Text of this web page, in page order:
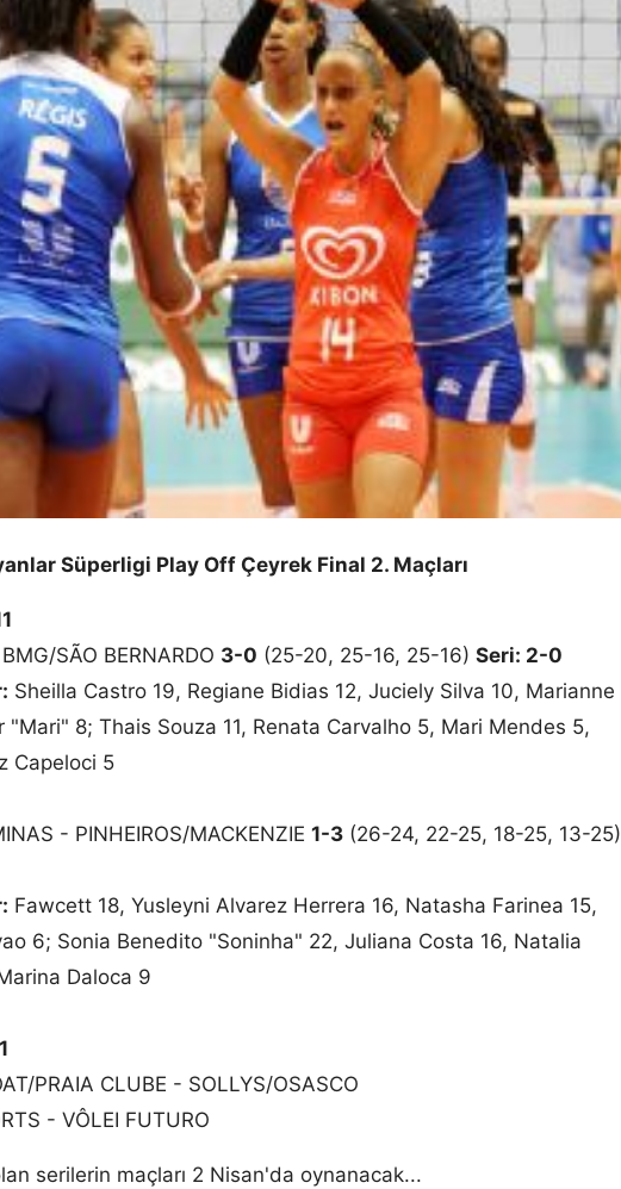
Süperligi Play Off Çeyrek Final 2. Maçları
SÃO BERNARDO 3-0 (25-20, 25-16, 25-16) Seri: 2-0
Sheilla Castro 19, Regiane Bidias 12, Juciely Silva 10, Marianne
"Mari" 8; Thais Souza 11, Renata Carvalho 5, Mari Mendes 5,
Capeloci 5
- PINHEIROS/MACKENZIE 1-3 (26-24, 22-25, 18-25, 13-25)
Fawcett 18, Yusleyni Alvarez Herrera 16, Natasha Farinea 15,
6; Sonia Benedito "Soninha" 22, Juliana Costa 16, Natalia
Daloca 9
PRAIA CLUBE - SOLLYS/OSASCO
- VÔLEI FUTURO
serilerin maçları 2 Nisan'da oynanacak...